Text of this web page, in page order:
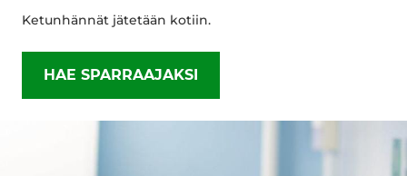
Ketunhännät jätetään kotiin.
HAE SPARRAAJAKSI